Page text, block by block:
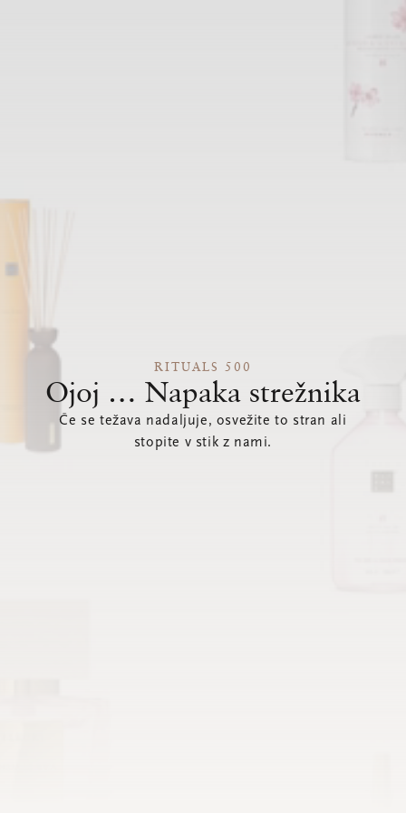
RITUALS 500
Ojoj … Napaka strežnika
Če se težava nadaljuje, osvežite to stran ali
stopite v stik z nami.